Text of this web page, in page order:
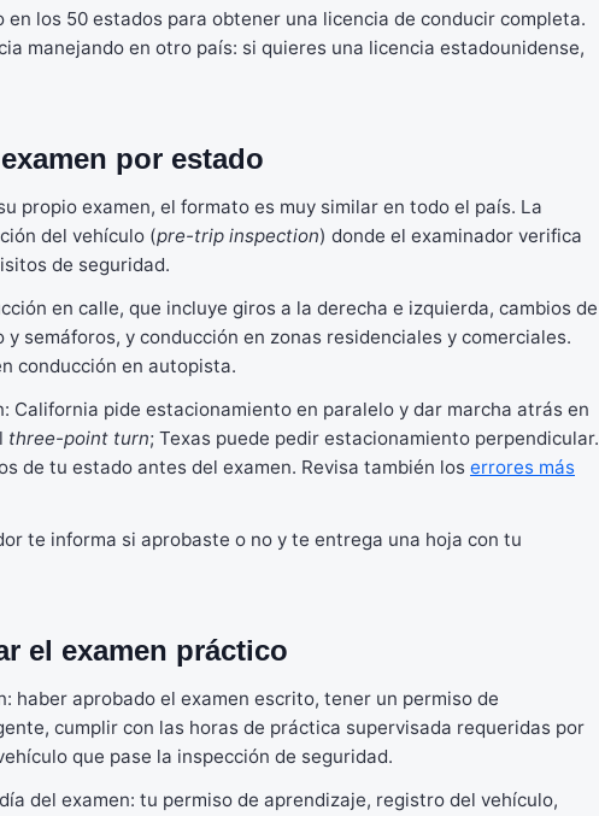
los 50 estados para obtener una licencia de conducir completa.
manejando en otro país: si quieres una licencia estadounidense,
por estado
propio examen, el formato es muy similar en todo el país. La
del vehículo (pre-trip inspection) donde el examinador verifica
de seguridad.
en calle, que incluye giros a la derecha e izquierda, cambios de
semáforos, y conducción en zonas residenciales y comerciales.
conducción en autopista.
California pide estacionamiento en paralelo y dar marcha atrás en
three-point turn; Texas puede pedir estacionamiento perpendicular.
de tu estado antes del examen. Revisa también los errores más
te informa si aprobaste o no y te entrega una hoja con tu
el examen práctico
haber aprobado el examen escrito, tener un permiso de
cumplir con las horas de práctica supervisada requeridas por
que pase la inspección de seguridad.
del examen: tu permiso de aprendizaje, registro del vehículo,